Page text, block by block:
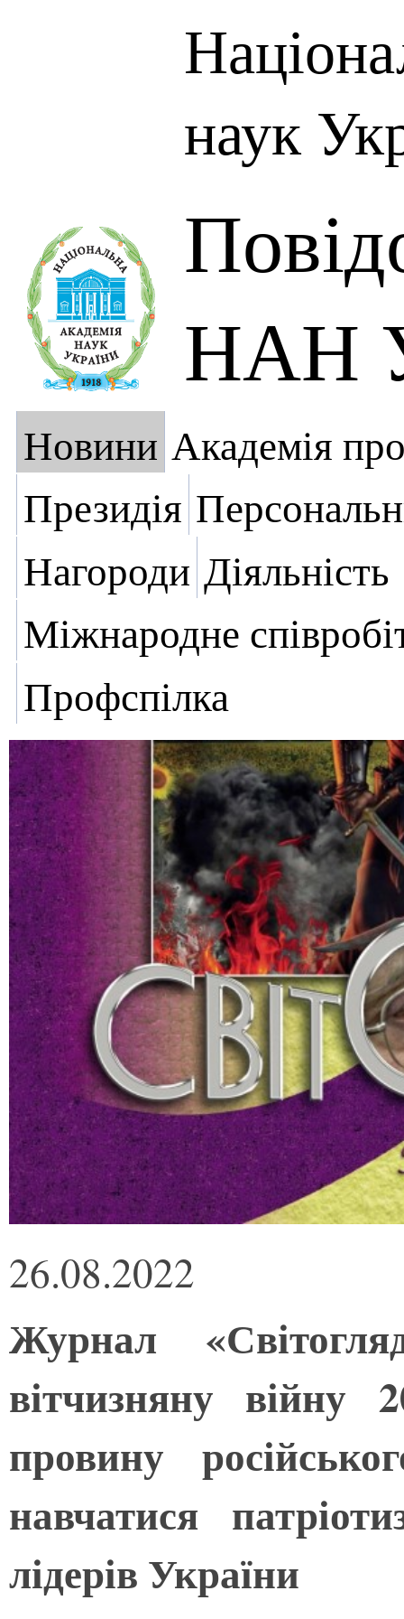
наук
НАН
Новини Академія
Президія
Нагороди Діяльність
Міжнародне
Профспілка
26.08.2022
Журнал
вітчизняну війну
провину
навчатися
лідерів України